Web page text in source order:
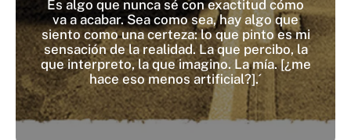
Es algo que nunca sé con exactitud cómo
va a acabar. Sea como sea, hay algo que
siento como una certeza: lo que pinto es mi
sensación de la realidad. La que percibo, la
que interpreto, la que imagino. La mía. [¿me
hace eso menos artificial?].´